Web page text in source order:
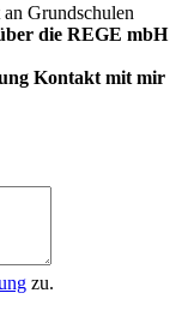
Grundschulen
die REGE mbH
Kontakt mit mir
zu.